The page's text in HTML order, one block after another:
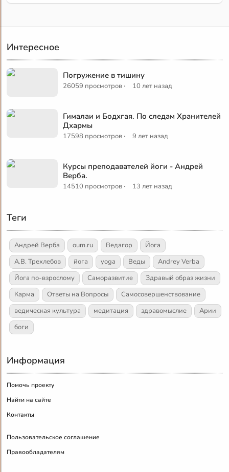
Интересное
Погружение в тишину
26059 просмотров · 10 лет назад
Гималаи и Бодхгая. По следам Хранителей
Дхармы
17598 просмотров · 9 лет назад
Курсы преподавателей йоги - Андрей
Верба.
14510 просмотров · 13 лет назад
Теги
Андрей Верба oum.ru Ведагор
Йога
А.В. Трехлебов
йога yoga Веды
Andrey Verba
Йога по-взрослому
Саморазвитие
Здравый образ жизни
Карма
Ответы на Вопросы
Самосовершенствование
ведическая культура
медитация здравомыслие
Арии
боги
Информация
Помочь проекту
Найти на сайте
Контакты
Пользовательское соглашение
Правообладателям